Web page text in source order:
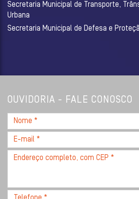
Secretaria Municipal de Transporte,
Urbana
Secretaria Municipal de Defesa e
OUVIDORIA - FALE CONOSCO
Nome
*
E-
mail
Endereço
CEP
Telefone